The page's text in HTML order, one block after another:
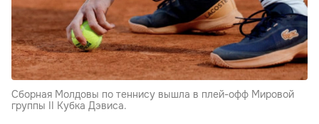
Сборная Молдовы по теннису вышла в плей-офф Мировой
группы II Кубка Дэвиса.